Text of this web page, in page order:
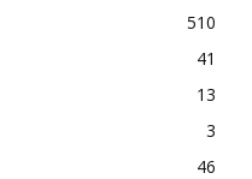
510
41
13
3
46